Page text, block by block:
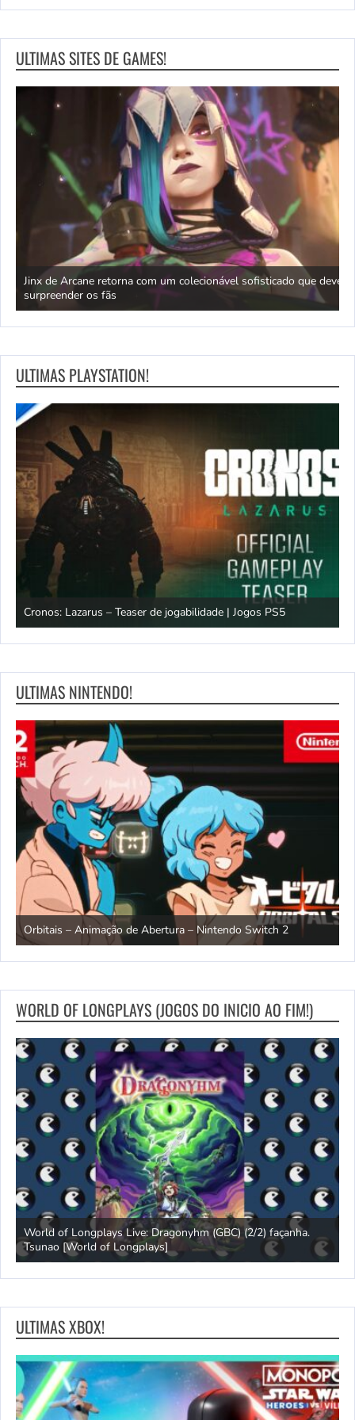
ULTIMAS SITES DE GAMES!
Jinx de Arcane retorna com um colecionável sofisticado que deve
surpreender os fãs
ULTIMAS PLAYSTATION!
Cronos: Lazarus – Teaser de jogabilidade | Jogos PS5
ULTIMAS NINTENDO!
Orbitais – Animação de Abertura – Nintendo Switch 2
WORLD OF LONGPLAYS (JOGOS DO INICIO AO FIM!)
World of Longplays Live: Dragonyhm (GBC) (2/2) façanha.
Tsunao [World of Longplays]
ULTIMAS XBOX!